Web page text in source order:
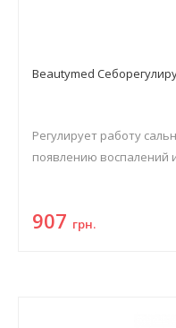
Beautymed
Регулирует работу
появлению воспалений
907 грн.